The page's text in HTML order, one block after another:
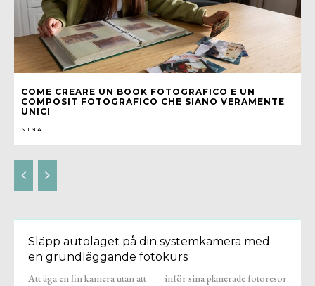
COME CREARE UN BOOK FOTOGRAFICO E UN
COMPOSIT FOTOGRAFICO CHE SIANO VERAMENTE
UNICI
NINA
Släpp autoläget på din systemkamera med
en grundläggande fotokurs
Att äga en fin kamera utan att
inför sina planerade fotoresor